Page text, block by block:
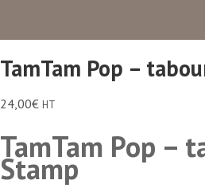
TamTam Pop –
24,00€ HT
TamTam Pop –
Stamp